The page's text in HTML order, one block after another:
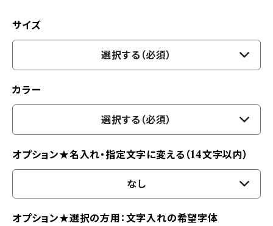
サイズ
選択する（必須）
カラー
選択する（必須）
オプション★名入れ・指定文字に変える（14文字以内）
なし
オプション★選択の方用：文字入れの希望字体